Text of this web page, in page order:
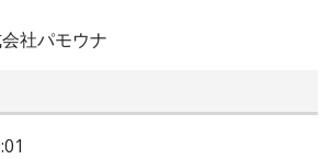
会社パモウナ